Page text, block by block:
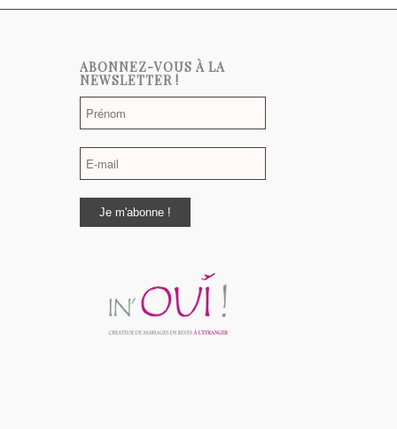
ABONNEZ-VOUS À LA
NEWSLETTER !